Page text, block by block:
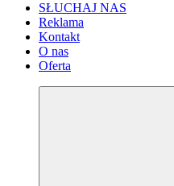
SŁUCHAJ NAS
Reklama
Kontakt
O nas
Oferta